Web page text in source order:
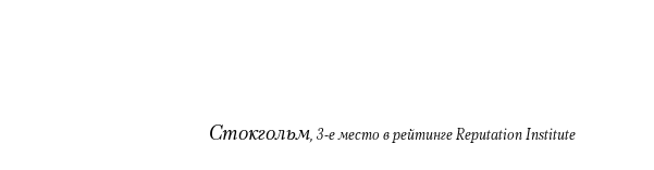
Стокгольм , 3-е место в рейтинге Reputation Institute